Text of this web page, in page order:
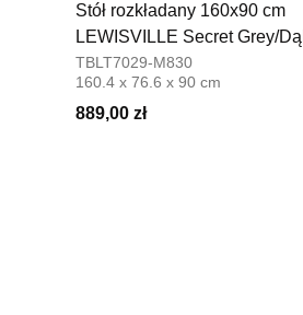
SALON
Salon
66-600
Stół rozkładany 160x90 cm
LEWISVILLE Secret Grey/
TBLT7029-M830
160.4 x 76.6 x 90 cm
889,00 zł